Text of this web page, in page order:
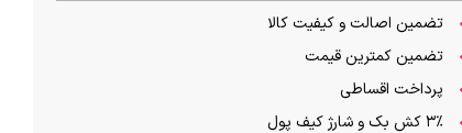
تضمین اصالت و کیفیت کالا
تضمین کمترین قیمت
پرداخت اقساطی
۳٪ کش بک و شارژ کیف پول